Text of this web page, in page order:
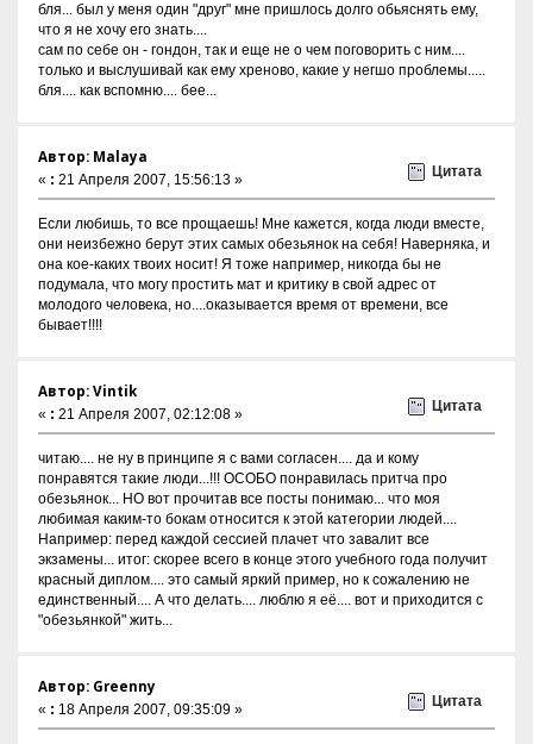
бля... был у меня один "друг" мне пришлось долго обьяснять ему,
что я не хочу его знать....
сам по себе он - гондон, так и еще не о чем поговорить с ним....
только и выслушивай как ему хреново, какие у негшо проблемы.....
бля.... как вспомню.... бее...
Автор: Malaya
« : 21 Апреля 2007, 15:56:13 »
Цитата
Если любишь, то все прощаешь! Мне кажется, когда люди вместе,
они неизбежно берут этих самых обезьянок на себя! Наверняка, и
она кое-каких твоих носит! Я тоже например, никогда бы не
подумала, что могу простить мат и критику в свой адрес от
молодого человека, но....оказывается время от времени, все
бывает!!!!
Автор: Vintik
« : 21 Апреля 2007, 02:12:08 »
Цитата
читаю.... не ну в принципе я с вами согласен.... да и кому
понравятся такие люди...!!! ОСОБО понравилась притча про
обезьянок... НО вот прочитав все посты понимаю... что моя
любимая каким-то бокам относится к этой категории людей....
Например: перед каждой сессией плачет что завалит все
экзамены... итог: скорее всего в конце этого учебного года получит
красный диплом.... это самый яркий пример, но к сожалению не
единственный.... А что делать.... люблю я её.... вот и приходится с
"обезьянкой" жить...
Автор: Greenny
« : 18 Апреля 2007, 09:35:09 »
Цитата